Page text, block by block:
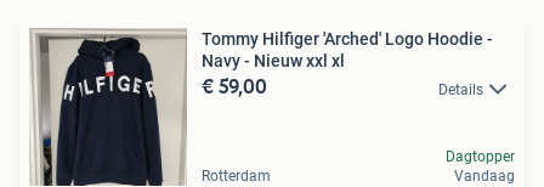
Tommy Hilfiger 'Arched' Logo Hoodie -
Navy - Nieuw xxl xl
€ 59,00 Details
Rotterdam
Dagtopper
Vandaag